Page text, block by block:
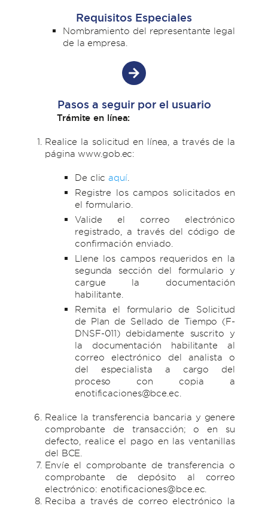
Requisitos Especiales
Nombramiento del representante legal
de la empresa.
Pasos a seguir por el usuario
Trámite en línea:
Realice la solicitud en línea, a través de la
página www.gob.ec:
De clicaquí.
Registre los campos solicitados en
el formulario.
Valide el correo electrónico
registrado, a través del código de
confirmación enviado.
Llene los campos requeridos en la
segunda sección del formulario y
cargue la documentación
habilitante.
Remita el formulario de Solicitud
de Plan de Sellado de Tiempo (F-
DNSF-011) debidamente suscrito y
la documentación habilitante al
correo electrónico del analista o
del especialista a cargo del
proceso con copia a
enotificaciones@bce.ec.
Realice la transferencia bancaria y genere
comprobante de transacción; o en su
defecto, realice el pago en las ventanillas
del BCE.
Envíe el comprobante de transferencia o
comprobante de depósito al correo
electrónico: enotificaciones@bce.ec.
Reciba a través de correo electrónico la